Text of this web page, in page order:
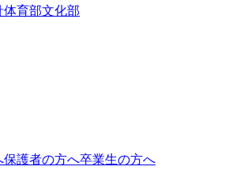
体育部文化部
保護者の方へ卒業生の方へ